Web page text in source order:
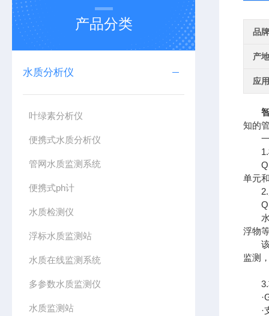
产品分类
水质分析仪
叶绿素分析仪
便携式水质分析仪
管网水质监测系统
便携式ph计
水质检测仪
浮标水质监测站
水质在线监测系统
多参数水质监测仪
水质监测站
品牌
产
应
知的
一
1.
单元
2.
水质
浮物
该设
监测
3.
·支